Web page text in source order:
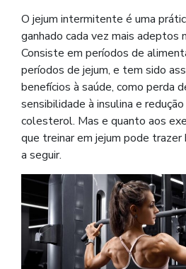
O jejum intermitente é uma
ganhado cada vez mais adeptos
Consiste em períodos de
períodos de jejum, e tem sido
benefícios à saúde, como perda
sensibilidade à insulina e
colesterol. Mas e quanto aos
que treinar em jejum pode trazer
a seguir.